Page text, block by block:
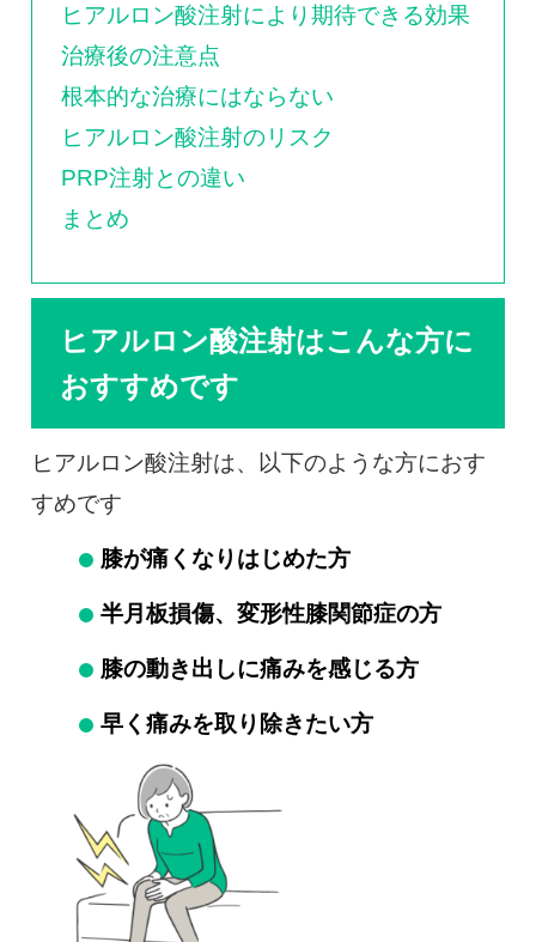
ヒアルロン酸注射により期待できる効果
治療後の注意点
根本的な治療にはならない
ヒアルロン酸注射のリスク
PRP注射との違い
まとめ
ヒアルロン酸注射はこんな方に
おすすめです
ヒアルロン酸注射は、以下のような方におす
すめです
膝が痛くなりはじめた方
半月板損傷、変形性膝関節症の方
膝の動き出しに痛みを感じる方
早く痛みを取り除きたい方